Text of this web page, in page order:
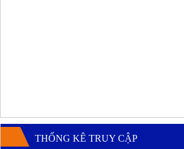
THỐNG KÊ TRUY CẬP